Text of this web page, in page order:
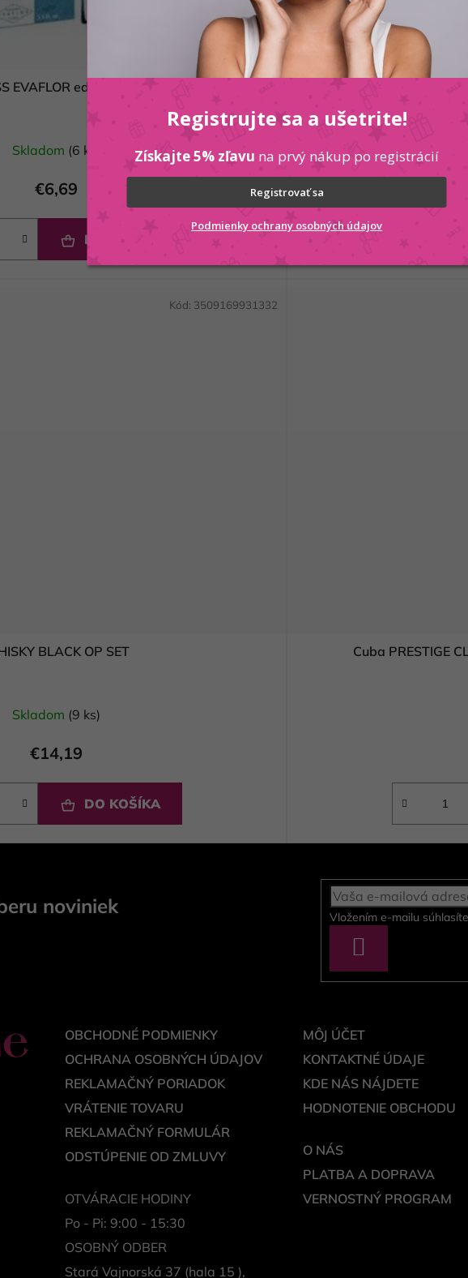
EVAFLOR edt 100ml
Skladom (6 ks)
€6,69
DO KOŠÍKA
CHATLER
BLACK OP SET
Skladom (9 ks)
€14,19
DO KOŠÍKA
Kód: 3509169931332
Cuba PRESTIGE
noviniek Vložením e-mailu
SA
OBCHODNÉ PODMIENKY
OCHRANA OSOBNÝCH ÚDAJOV
REKLAMAČNÝ PORIADOK
VRÁTENIE TOVARU
REKLAMAČNÝ FORMULÁR
ODSTÚPENIE OD ZMLUVY
OTVÁRACIE HODINY
Po - Pi: 9:00 - 15:30
OSOBNÝ ODBER
Stará Vajnorská 37 (hala 15 ),
MÔJ ÚČET
KONTAKTNÉ ÚDAJE
KDE NÁS NÁJDETE
HODNOTENIE OBCHODU
O NÁS
PLATBA A DOPRAVA
VERNOSTNÝ PROGRAM
Registrujte sa a ušetrite!
Získajte 5% zľavu na prvý nákup po registrácií
Registrovať sa
Podmienky ochrany osobných údajov